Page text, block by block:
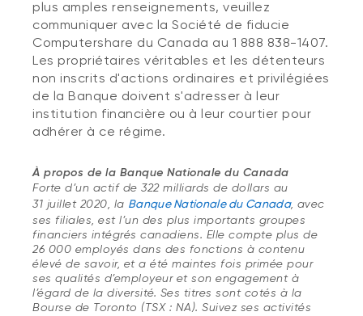
plus amples renseignements, veuillez
communiquer avec la Société de fiducie
Computershare du Canada au 1 888 838-1407.
Les propriétaires véritables et les détenteurs
non inscrits d'actions ordinaires et privilégiées
de la Banque doivent s'adresser à leur
institution financière ou à leur courtier pour
adhérer à ce régime.
À propos de la Banque Nationale du Canada
Forte d’un actif de 322 milliards de dollars au
31 juillet 2020, la Banque Nationale du Canada, avec
ses filiales, est l’un des plus importants groupes
financiers intégrés canadiens. Elle compte plus de
26 000 employés dans des fonctions à contenu
élevé de savoir, et a été maintes fois primée pour
ses qualités d’employeur et son engagement à
l’égard de la diversité. Ses titres sont cotés à la
Bourse de Toronto (TSX : NA). Suivez ses activités